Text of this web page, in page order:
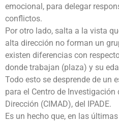
emocional, para delegar
conflictos.
Por otro lado, salta a la vista
alta dirección no forman un
existen diferencias con
donde trabajan (plaza) y su
Todo esto se desprende de un
para el Centro de Investigación
Dirección (CIMAD), del IPADE.
Es un hecho que, en las